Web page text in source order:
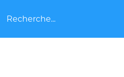
Recherche...